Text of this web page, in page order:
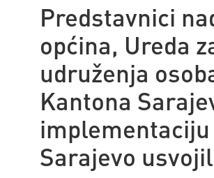
Predstavnici
općina, Ureda
udruženja
Kantona
Sarajevo